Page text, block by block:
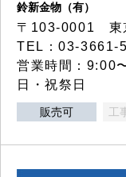
鈴新金物（有）
〒103-0001 東
TEL：03-3661-
営業時間：9:00
日・祝祭日
販売可 工